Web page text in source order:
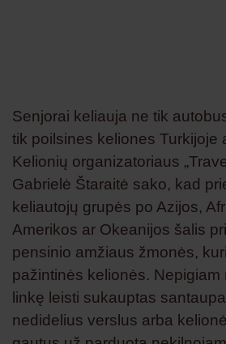
Senjorai keliauja ne tik
tik poilsines keliones Turkijoje
Kelionių organizatoriaus
Gabrielė Štaraitė sako, kad
keliautojų grupės po Azijos,
Amerikos ar Okeanijos šalis
pensinio amžiaus žmonės,
pažintinės kelionės. Nepigiam
linkę leisti sukauptas
nedidelius verslus arba